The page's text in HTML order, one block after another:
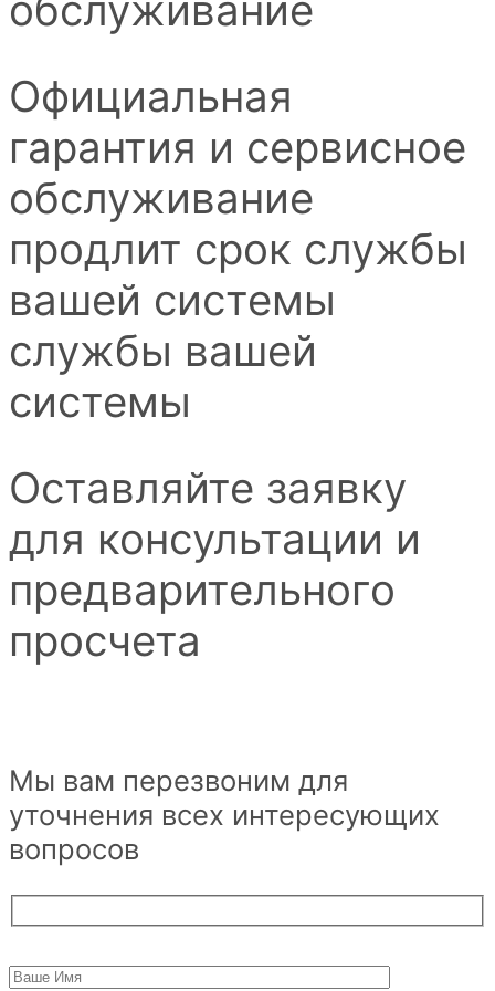
Официальная
гарантия и сервисное
обслуживание
продлит срок службы
вашей системы
службы вашей
системы
Оставляйте заявку
для консультации и
предварительного
просчета
Мы вам перезвоним для
уточнения всех интересующих
вопросов